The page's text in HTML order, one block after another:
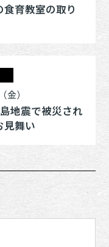
育教室の取り
金）
地震で被災され
見舞い